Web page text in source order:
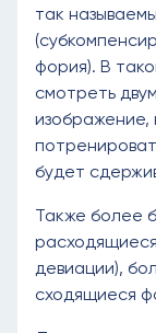
так
фория). В
смотреть
изображение,
будет
Также более
девиации),
сходящиеся